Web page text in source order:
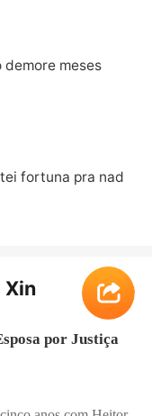
demore meses
fortuna pra nad
Xin Ver Mais
por Justiça